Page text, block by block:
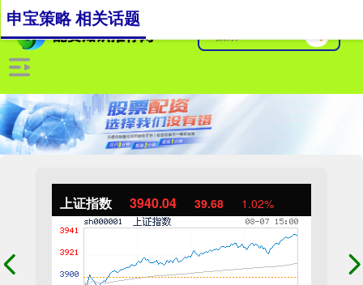
上证指数 3940.04 39.68 1.02%
申宝策略 相关话题